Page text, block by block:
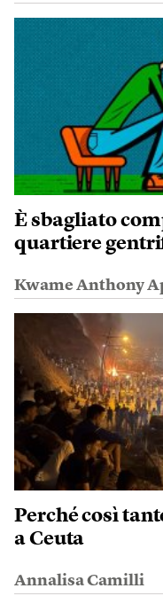
È sbagliato
quartiere
Kwame Anthony
Perché così
a Ceuta
Annalisa Camilli